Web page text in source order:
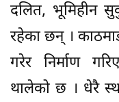
दलित, भूमिहीन
रहेका छन् ।
गरेर निर्माण
थालेको छ । धेरै